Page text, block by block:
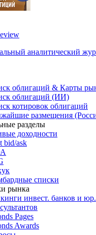
аналитический
облигаций & Карты
облигаций (ИИ)
котировок облигаций
размещения
разделы
доходности
bid/ask
списки
рынка
инвест. банков и юр.
Pages
Awards